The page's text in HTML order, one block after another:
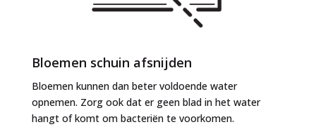
Bloemen schuin afsnijden
Bloemen kunnen dan beter voldoende water
opnemen. Zorg ook dat er geen blad in het water
hangt of komt om bacteriën te voorkomen.